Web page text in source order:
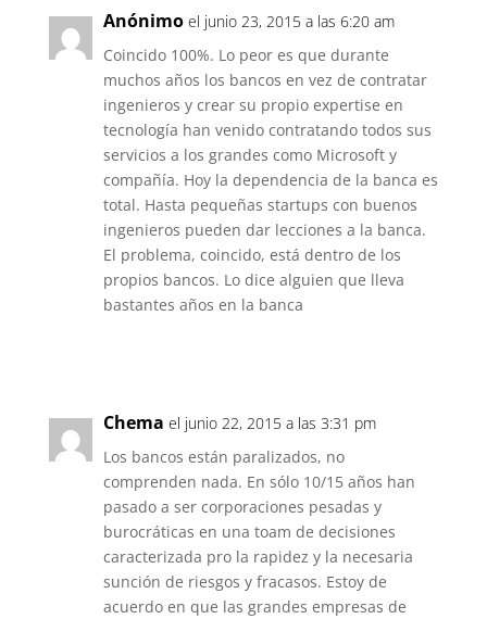
Anónimo el junio 23, 2015 a las 6:20 am
Coincido 100%. Lo peor es que durante
muchos años los bancos en vez de contratar
ingenieros y crear su propio expertise en
tecnología han venido contratando todos sus
servicios a los grandes como Microsoft y
compañía. Hoy la dependencia de la banca es
total. Hasta pequeñas startups con buenos
ingenieros pueden dar lecciones a la banca.
El problema, coincido, está dentro de los
propios bancos. Lo dice alguien que lleva
bastantes años en la banca
Chema el junio 22, 2015 a las 3:31 pm
Los bancos están paralizados, no
comprenden nada. En sólo 10/15 años han
pasado a ser corporaciones pesadas y
burocráticas en una toam de decisiones
caracterizada pro la rapidez y la necesaria
sunción de riesgos y fracasos. Estoy de
acuerdo en que las grandes empresas de